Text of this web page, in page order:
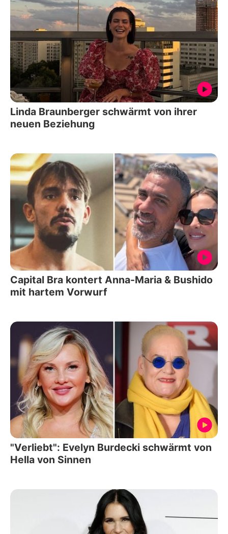
Linda Braunberger schwärmt von ihrer
neuen Beziehung
Capital Bra kontert Anna-Maria & Bushido
mit hartem Vorwurf
"Verliebt": Evelyn Burdecki schwärmt von
Hella von Sinnen